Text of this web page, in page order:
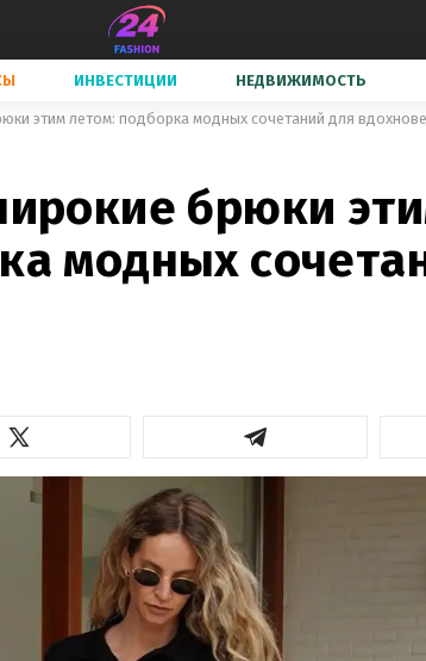
ИНВЕСТИЦИИ НЕДВИЖИМОСТЬ
этим летом: подборка модных сочетаний для
брюки
модных